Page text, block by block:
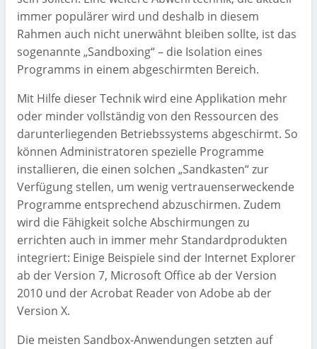
immer populärer wird und deshalb in diesem
Rahmen auch nicht unerwähnt bleiben sollte, ist das
sogenannte „Sandboxing“ – die Isolation eines
Programms in einem abgeschirmten Bereich.
Mit Hilfe dieser Technik wird eine Applikation mehr
oder minder vollständig von den Ressourcen des
darunterliegenden Betriebssystems abgeschirmt. So
können Administratoren spezielle Programme
installieren, die einen solchen „Sandkasten“ zur
Verfügung stellen, um wenig vertrauenserweckende
Programme entsprechend abzuschirmen. Zudem
wird die Fähigkeit solche Abschirmungen zu
errichten auch in immer mehr Standardprodukten
integriert: Einige Beispiele sind der Internet Explorer
ab der Version 7, Microsoft Office ab der Version
2010 und der Acrobat Reader von Adobe ab der
Version X.
Die meisten Sandbox-Anwendungen setzten auf